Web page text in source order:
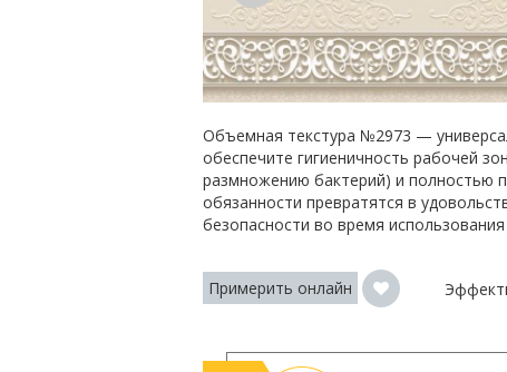
Объемная текстура №2973 —
обеспечите гигиеничность рабочей
размножению бактерий) и полностью
обязанности превратятся в
безопасности во время
Примерить онлайн